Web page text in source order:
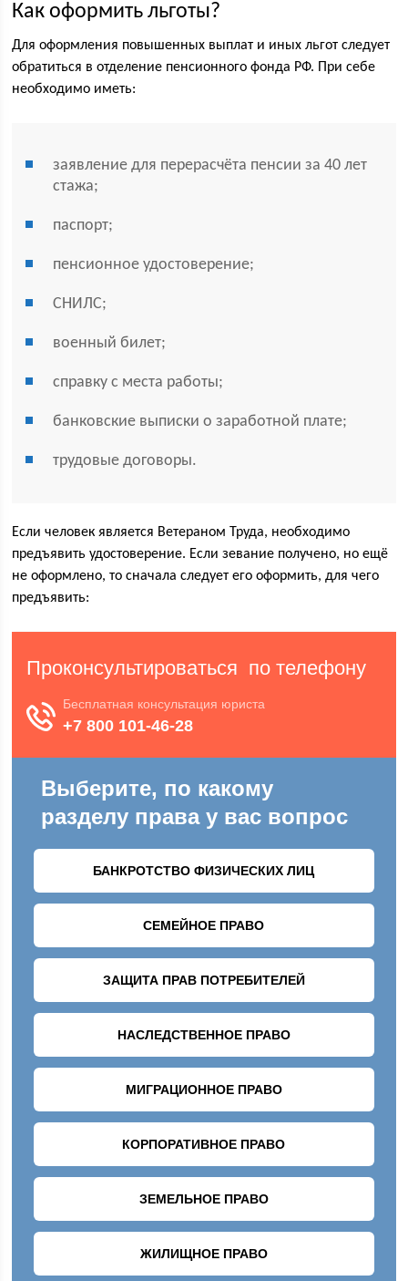
Как оформить льготы?
Для оформления повышенных выплат и иных льгот следует
обратиться в отделение пенсионного фонда РФ. При себе
необходимо иметь:
заявление для перерасчёта пенсии за 40 лет
стажа;
паспорт;
пенсионное удостоверение;
СНИЛС;
военный билет;
справку с места работы;
банковские выписки о заработной плате;
трудовые договоры.
Если человек является Ветераном Труда, необходимо
предъявить удостоверение. Если зевание получено, но ещё
не оформлено, то сначала следует его оформить, для чего
предъявить: